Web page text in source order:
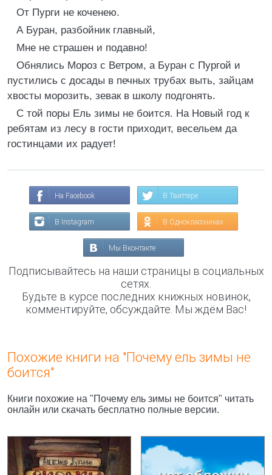
От Пурги не коченею.
А Буран, разбойник главный,
Мне не страшен и подавно!
Обнялись Мороз с Ветром, а Буран с Пургой и
пустились с досады в печных трубах выть, зайцам
хвосты морозить, зевак в школу подгонять.
С той поры Ель зимы не боится. На Новый год к
ребятам из лесу в гости приходит, весельем да
гостинцами их радует!
На Facebook В Твиттере
В Instagram В Одноклассниках
Мы Вконтакте
Подписывайтесь на наши страницы в социальных
сетях.
Будьте в курсе последних книжных новинок,
комментируйте, обсуждайте. Мы ждём Вас!
Похожие книги на "Почему ель зимы не
боится"
Книги похожие на "Почему ель зимы не боится" читать
онлайн или скачать бесплатно полные версии.